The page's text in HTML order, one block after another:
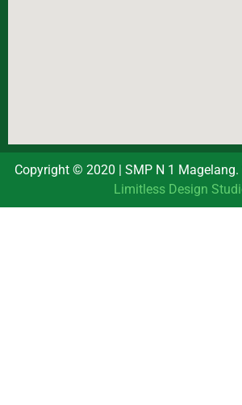
Copyright © 2020 | SMP N 1
Limitless Design